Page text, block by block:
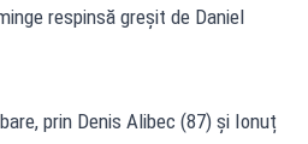
respinsă greșit de Daniel
prin Denis Alibec (87) și Ionuț